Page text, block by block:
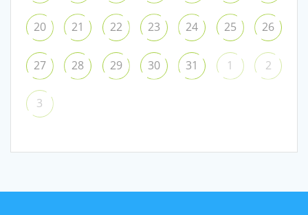
20 21 22 23 24 25 26
27 28 29 30 31 1 2
3